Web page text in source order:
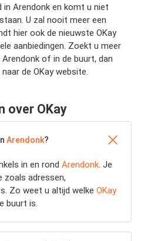
Arendonk en komt u niet
U zal nooit meer een
hier ook de nieuwste OKay
aanbiedingen. Zoekt u meer
of in de buurt, dan
de OKay website.
over OKay
Arendonk?
in en rond Arendonk. Je
adressen,
Zo weet u altijd welke OKay
buurt is.